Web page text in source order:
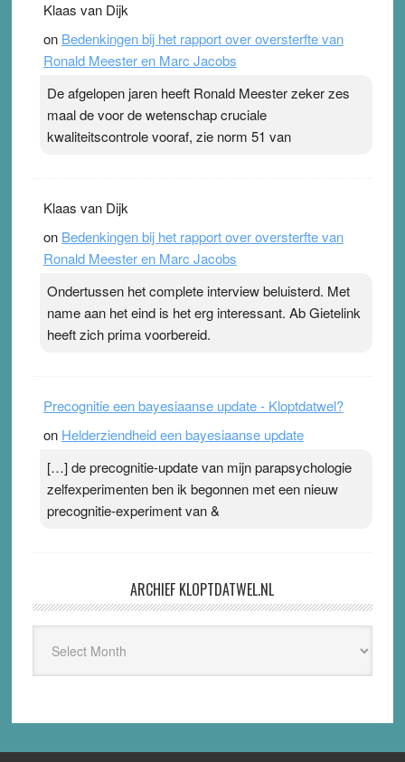
Klaas van Dijk
on Bedenkingen bij het rapport over oversterfte van
Ronald Meester en Marc Jacobs
De afgelopen jaren heeft Ronald Meester zeker zes
maal de voor de wetenschap cruciale
kwaliteitscontrole vooraf, zie norm 51 van
Klaas van Dijk
on Bedenkingen bij het rapport over oversterfte van
Ronald Meester en Marc Jacobs
Ondertussen het complete interview beluisterd. Met
name aan het eind is het erg interessant. Ab Gietelink
heeft zich prima voorbereid.
Precognitie een bayesiaanse update - Kloptdatwel?
on Helderziendheid een bayesiaanse update
[…] de precognitie-update van mijn parapsychologie
zelfexperimenten ben ik begonnen met een nieuw
precognitie-experiment van &
ARCHIEF KLOPTDATWEL.NL
Kloptdatwel.nl